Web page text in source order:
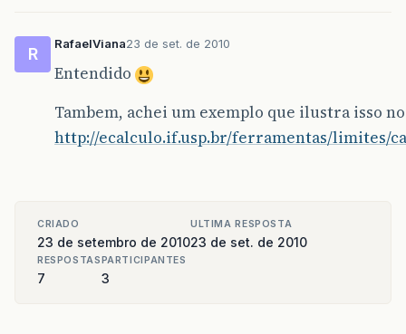
R
RafaelViana23 de set. de 2010
Entendido
Tambem, achei um exemplo que ilustra isso no
http://ecalculo.if.usp.br/ferramentas/limites/
CRIADO
23 de setembro de 2010
ULTIMA RESPOSTA
23 de set. de 2010
RESPOSTAS
7
PARTICIPANTES
3